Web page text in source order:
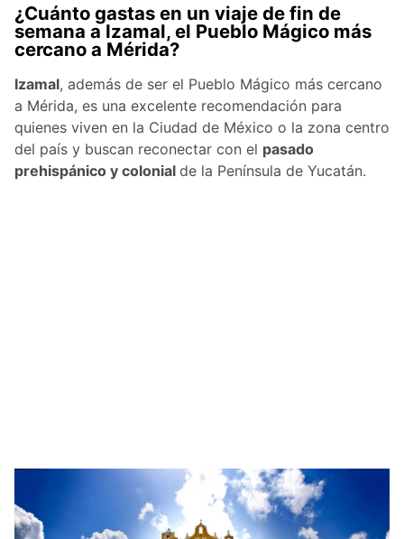
¿Cuánto gastas en un viaje de fin de
semana a Izamal, el Pueblo Mágico más
cercano a Mérida?
Izamal, además de ser el Pueblo Mágico más cercano
a Mérida, es una excelente recomendación para
quienes viven en la Ciudad de México o la zona centro
del país y buscan reconectar con el pasado
prehispánico y colonial de la Península de Yucatán.